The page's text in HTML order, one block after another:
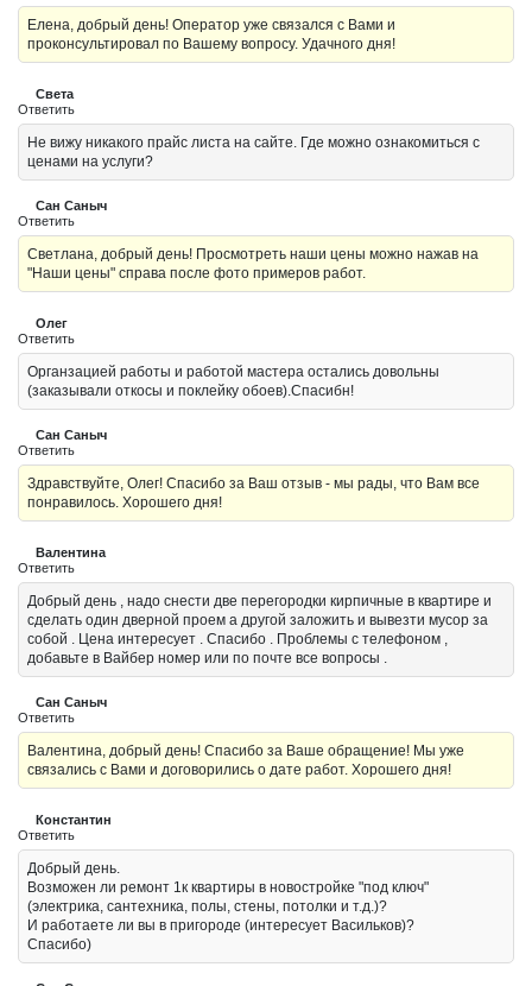
Елена, добрый день! Оператор уже связался с Вами и
проконсультировал по Вашему вопросу. Удачного дня!
Света
Ответить
Не вижу никакого прайс листа на сайте. Где можно ознакомиться с
ценами на услуги?
Сан Саныч
Ответить
Светлана, добрый день! Просмотреть наши цены можно нажав на
"Наши цены" справа после фото примеров работ.
Олег
Ответить
Органзацией работы и работой мастера остались довольны
(заказывали откосы и поклейку обоев).Спасибн!
Сан Саныч
Ответить
Здравствуйте, Олег! Спасибо за Ваш отзыв - мы рады, что Вам все
понравилось. Хорошего дня!
Валентина
Ответить
Добрый день , надо снести две перегородки кирпичные в квартире и
сделать один дверной проем а другой заложить и вывезти мусор за
собой . Цена интересует . Спасибо . Проблемы с телефоном ,
добавьте в Вайбер номер или по почте все вопросы .
Сан Саныч
Ответить
Валентина, добрый день! Спасибо за Ваше обращение! Мы уже
связались с Вами и договорились о дате работ. Хорошего дня!
Константин
Ответить
Добрый день.
Возможен ли ремонт 1к квартиры в новостройке "под ключ"
(электрика, сантехника, полы, стены, потолки и т.д.)?
И работаете ли вы в пригороде (интересует Васильков)?
Спасибо)